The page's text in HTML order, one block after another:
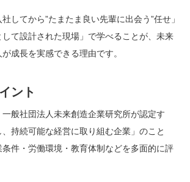
してから”たまたま良い先輩に出会う”任せ」
て設計された現場」で学べることが、未来
成長を実感できる理由です。
ント
般社団法人未来創造企業研究所が認定す
持続可能な経営に取り組む企業」のこと
件・労働環境・教育体制などを多面的に評